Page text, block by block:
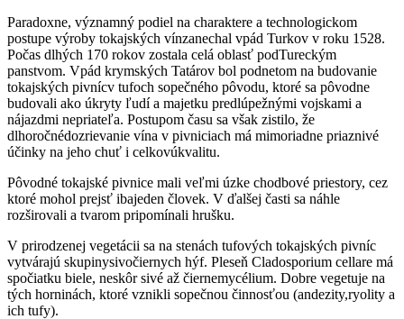
Paradoxne, významný podiel na charaktere a technologickom
postupe výroby tokajských vínzanechal vpád Turkov v roku 1528.
Počas dlhých 170 rokov zostala celá oblasť podTureckým
panstvom. Vpád krymských Tatárov bol podnetom na budovanie
tokajských pivnícv tufoch sopečného pôvodu, ktoré sa pôvodne
budovali ako úkryty ľudí a majetku predlúpežnými vojskami a
nájazdmi nepriateľa. Postupom času sa však zistilo, že
dlhoročnédozrievanie vína v pivniciach má mimoriadne priaznivé
účinky na jeho chuť i celkovúkvalitu.
Pôvodné tokajské pivnice mali veľmi úzke chodbové priestory, cez
ktoré mohol prejsť ibajeden človek. V ďalšej časti sa náhle
rozširovali a tvarom pripomínali hrušku.
V prirodzenej vegetácii sa na stenách tufových tokajských pivníc
vytvárajú skupinysivočiernych hýf. Pleseň Cladosporium cellare má
spočiatku biele, neskôr sivé až čiernemycélium. Dobre vegetuje na
tých horninách, ktoré vznikli sopečnou činnosťou (andezity,ryolity a
ich tufy).